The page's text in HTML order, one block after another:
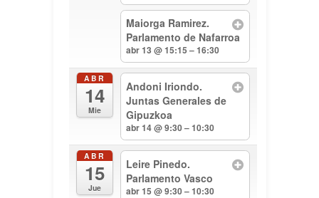
Maiorga Ramirez.
Parlamento de Nafarroa
abr 13 @ 15:15 – 16:30
ABR
14
Mie
Andoni Iriondo.
Juntas Generales de
Gipuzkoa
abr 14 @ 9:30 – 10:30
ABR
15
Jue
Leire Pinedo.
Parlamento Vasco
abr 15 @ 9:30 – 10:30